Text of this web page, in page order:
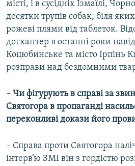
місті, і в сусідніх Ізмаїлі,
десятки трупів собак, біля
рожеві плями від таблеток.
догхантер в останні роки
Коцюбинське та місто Ірпінь
розправи над бездомними
– Чи фігурують в справі за
Святогора в пропаганді
переконливі докази його
– Справа проти Святогора
інтерв’ю ЗМІ він з гордістю